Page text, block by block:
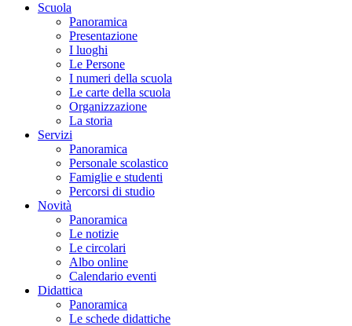
Scuola
Panoramica
Presentazione
I luoghi
Le Persone
I numeri della scuola
Le carte della scuola
Organizzazione
La storia
Servizi
Panoramica
Personale scolastico
Famiglie e studenti
Percorsi di studio
Novità
Panoramica
Le notizie
Le circolari
Albo online
Calendario eventi
Didattica
Panoramica
Le schede didattiche